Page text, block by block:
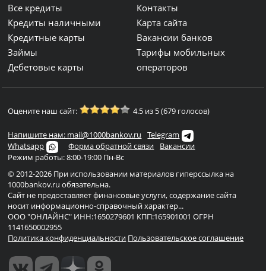
Все кредиты
Кредиты наличными
Кредитные карты
Займы
Дебетовые карты
Контакты
Карта сайта
Вакансии банков
Тарифы мобильных
операторов
Оцените наш сайт: 4.5 из 5 (679 голосов)
Напишите нам: mail@1000bankov.ru
Telegram
Whatsapp
Форма обратной связи
Вакансии
Режим работы: 8:00-19:00 Пн-Вс
© 2012-2026 При использовании материалов гиперссылка на
1000bankov.ru обязательна.
Сайт не предоставляет финансовые услуги, содержание сайта
носит информационно-справочный характер...
ООО "ОНЛАЙНС" ИНН:1650279601 КПП:165901001 ОГРН
1141650002955
Политика конфиденциальности Пользовательское соглашение